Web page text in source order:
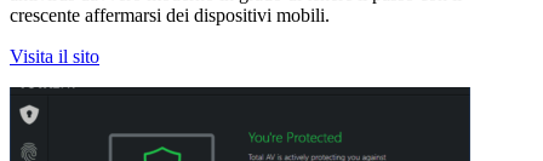
crescente affermarsi dei dispositivi mobili.
Visita il sito